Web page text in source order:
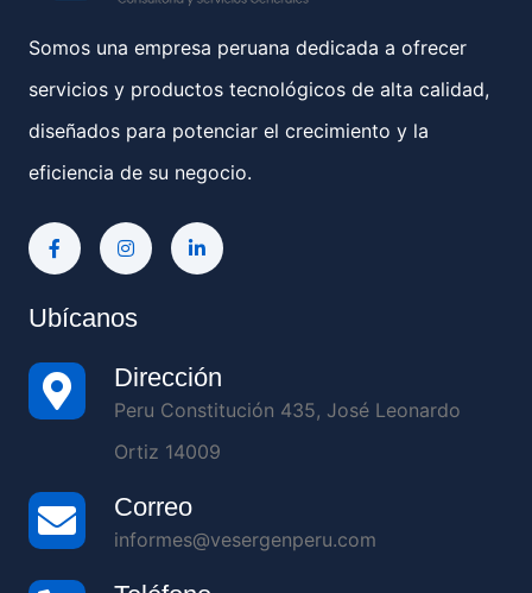
Somos una empresa peruana dedicada a ofrecer
servicios y productos tecnológicos de alta calidad,
diseñados para potenciar el crecimiento y la
eficiencia de su negocio.
Ubícanos
Dirección
Peru Constitución 435, José Leonardo
Ortiz 14009
Correo
informes@vesergenperu.com